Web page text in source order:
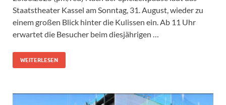
Staatstheater Kassel am Sonntag, 31. August, wieder zu
einem großen Blick hinter die Kulissen ein. Ab 11 Uhr
erwartet die Besucher beim diesjährigen …
WEITERLESEN